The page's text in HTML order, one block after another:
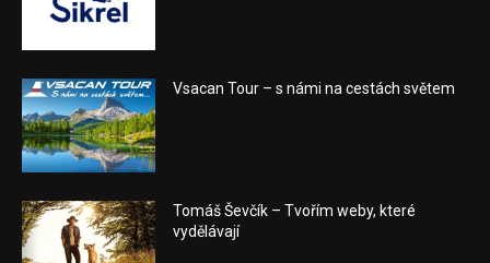
Vsacan Tour – s námi na cestách světem
Tomáš Ševčík – Tvořím weby, které
vydělávají